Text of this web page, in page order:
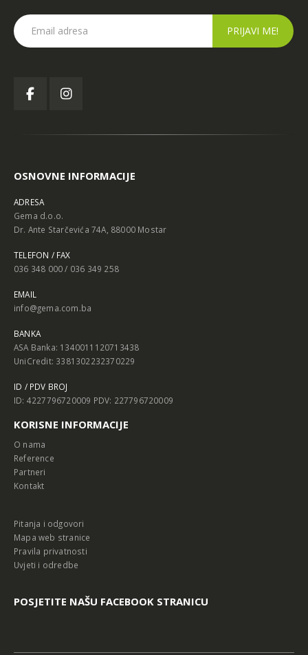
OSNOVNE INFORMACIJE
ADRESA
Gema d.o.o.
Dr. Ante Starčevića 74A, 88000 Mostar
TELEFON / FAX
036 348 000 / 036 349 258
EMAIL
info@gema.com.ba
BANKA
ASA Banka: 1340011120713438
UniCredit: 3381302232370229
ID / PDV BROJ
ID: 4227796720009 PDV: 227796720009
KORISNE INFORMACIJE
O nama
Reference
Partneri
Kontakt
Pitanja i odgovori
Mapa web stranice
Pravila privatnosti
Uvjeti i odredbe
POSJETITE NAŠU FACEBOOK STRANICU